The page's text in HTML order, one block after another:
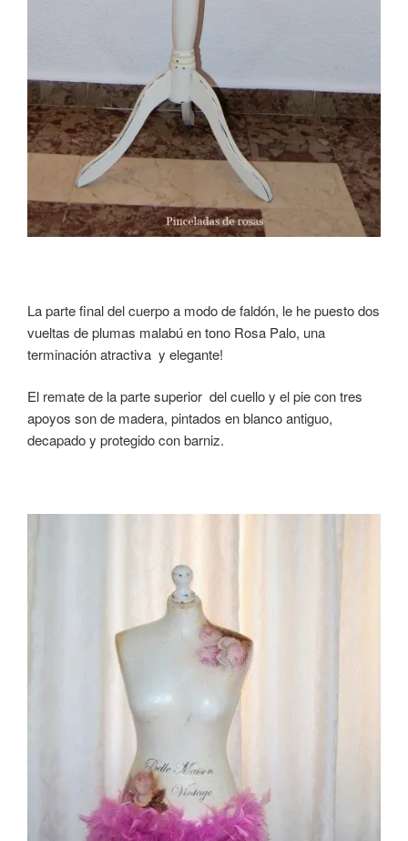
La parte final del cuerpo a modo de faldón, le he puesto dos
vueltas de plumas malabú en tono Rosa Palo, una
terminación atractiva y elegante!
El remate de la parte superior del cuello y el pie con tres
apoyos son de madera, pintados en blanco antiguo,
decapado y protegido con barniz.